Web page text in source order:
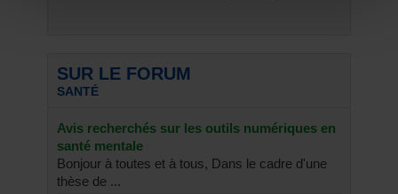
SUR LE FORUM
SANTÉ
Avis recherchés sur les outils numériques en
santé mentale
Bonjour à toutes et à tous, Dans le cadre d'une
thèse de ...